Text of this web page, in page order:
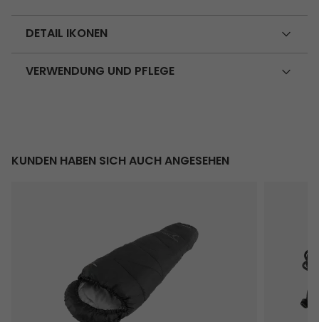
DETAIL IKONEN
VERWENDUNG UND PFLEGE
KUNDEN HABEN SICH AUCH ANGESEHEN